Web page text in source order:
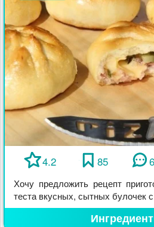
4.2 85 6
Хочу предложить рецепт
теста вкусных, сытных булочек